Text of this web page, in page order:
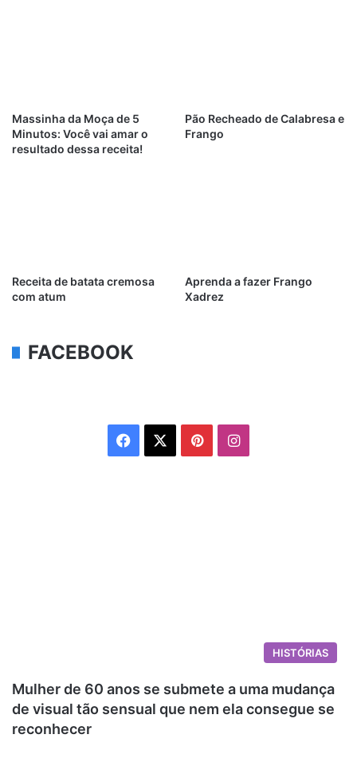
Massinha da Moça de 5
Minutos: Você vai amar o
resultado dessa receita!
Pão Recheado de Calabresa e
Frango
Receita de batata cremosa
com atum
Aprenda a fazer Frango
Xadrez
FACEBOOK
Facebook PinterestInstagram
HISTÓRIAS
Mulher de 60 anos se submete a uma mudança
de visual tão sensual que nem ela consegue se
reconhecer